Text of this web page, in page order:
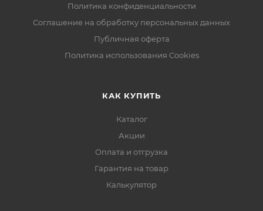
Политика конфиденциальности
Соглашение на обработку персональных данных
Публичная оферта
Политика использования Cookies
КАК КУПИТЬ
Каталог
Акции
Оплата и отгрузка
Гарантия на товар
Калькулятор